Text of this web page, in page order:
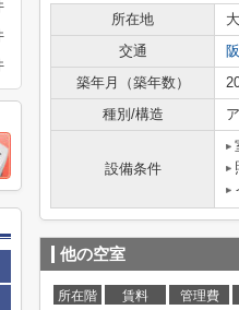
所在地
交通
築年月（築年数）
種別/構造
設備条件
他の空室
所在階 賃料
管理費